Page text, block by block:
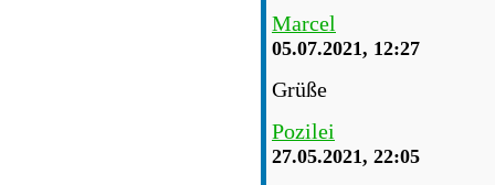
Marcel
05.07.2021, 12:27
Grüße
Pozilei
27.05.2021, 22:05